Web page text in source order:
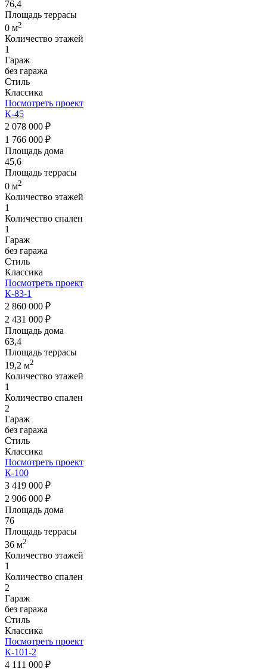
76,4
Площадь террасы
0 м2
Количество этажей
1
Гараж
без гаража
Стиль
Классика
Посмотреть проект
К-45
2 078 000 ₽
1 766 000 ₽
Площадь дома
45,6
Площадь террасы
0 м2
Количество этажей
1
Количество спален
1
Гараж
без гаража
Стиль
Классика
Посмотреть проект
К-83-1
2 860 000 ₽
2 431 000 ₽
Площадь дома
63,4
Площадь террасы
19,2 м2
Количество этажей
1
Количество спален
2
Гараж
без гаража
Стиль
Классика
Посмотреть проект
К-100
3 419 000 ₽
2 906 000 ₽
Площадь дома
76
Площадь террасы
36 м2
Количество этажей
1
Количество спален
2
Гараж
без гаража
Стиль
Классика
Посмотреть проект
К-101-2
4 111 000 ₽